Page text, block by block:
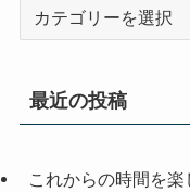
リ
ー
最近の投稿
これからの時間を